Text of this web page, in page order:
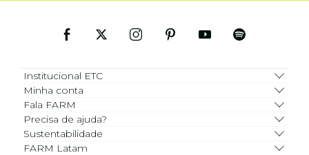
Institucional ETC
Minha conta
Fala FARM
Precisa de ajuda?
Sustentabilidade
FARM Latam